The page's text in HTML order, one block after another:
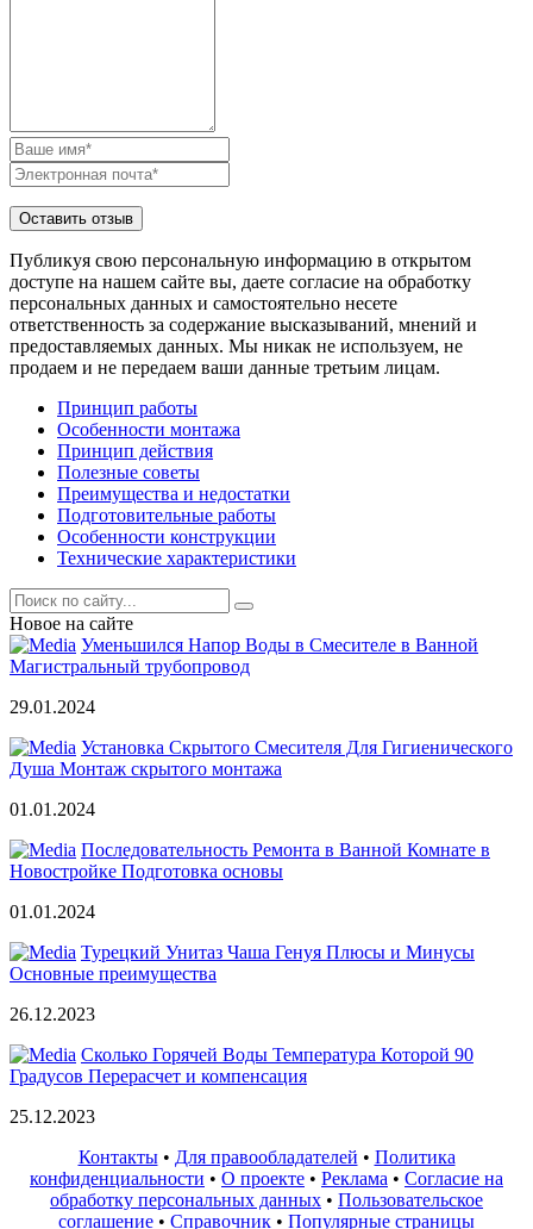
Публикуя свою персональную информацию в открытом
доступе на нашем сайте вы, даете согласие на обработку
персональных данных и самостоятельно несете
ответственность за содержание высказываний, мнений и
предоставляемых данных. Мы никак не используем, не
продаем и не передаем ваши данные третьим лицам.
Принцип работы
Особенности монтажа
Принцип действия
Полезные советы
Преимущества и недостатки
Подготовительные работы
Особенности конструкции
Технические характеристики
Новое на сайте
Уменьшился Напор Воды в Смесителе в Ванной
Магистральный трубопровод
29.01.2024
Установка Скрытого Смесителя Для Гигиенического
Душа Монтаж скрытого монтажа
01.01.2024
Последовательность Ремонта в Ванной Комнате в
Новостройке Подготовка основы
01.01.2024
Турецкий Унитаз Чаша Генуя Плюсы и Минусы
Основные преимущества
26.12.2023
Сколько Горячей Воды Температура Которой 90
Градусов Перерасчет и компенсация
25.12.2023
Контакты• Для правообладателей • Политика
конфиденциальности • О проекте • Реклама • Согласие на
обработку персональных данных • Пользовательское
соглашение • Справочник • Популярные страницы